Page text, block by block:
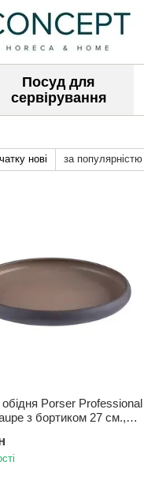
Посуд для
сервірування
нові за популярністю
обідня Porser Professional
з бортиком 27 см.,